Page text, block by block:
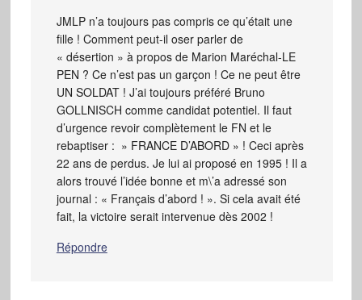
JMLP n’a toujours pas compris ce qu’était une
fille ! Comment peut-il oser parler de
« désertion » à propos de Marion Maréchal-LE
PEN ? Ce n’est pas un garçon ! Ce ne peut être
UN SOLDAT ! J’ai toujours préféré Bruno
GOLLNISCH comme candidat potentiel. Il faut
d’urgence revoir complètement le FN et le
rebaptiser : » FRANCE D’ABORD » ! Ceci après
22 ans de perdus. Je lui ai proposé en 1995 ! Il a
alors trouvé l’idée bonne et m\’a adressé son
journal : « Français d’abord ! ». Si cela avait été
fait, la victoire serait intervenue dès 2002 !
Répondre